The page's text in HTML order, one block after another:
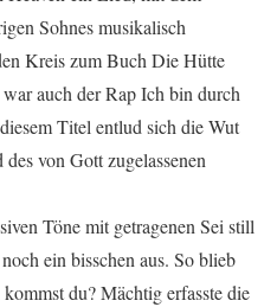
Sohnes musikalisch
Kreis zum Buch Die Hütte
auch der Rap Ich bin durch
Titel entlud sich die Wut
von Gott zugelassenen
Töne mit getragenen Sei still
ein bisschen aus. So blieb
du? Mächtig erfasste die